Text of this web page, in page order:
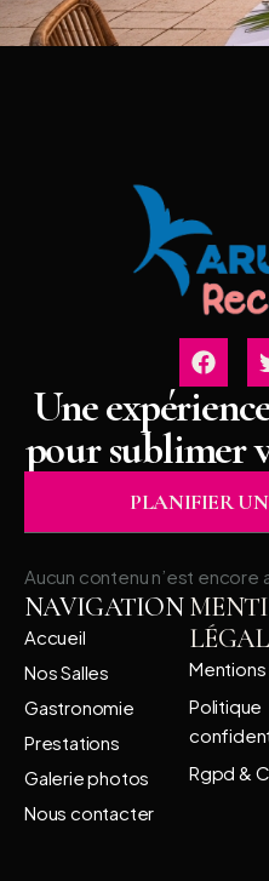
Une
pour sublimer
PLANIFIER
Aucun contenu n’est encore
NAVIGATION
Accueil
Nos Salles
Gastronomie
Prestations
Galerie photos
Nous contacter
Politique
Rgpd &